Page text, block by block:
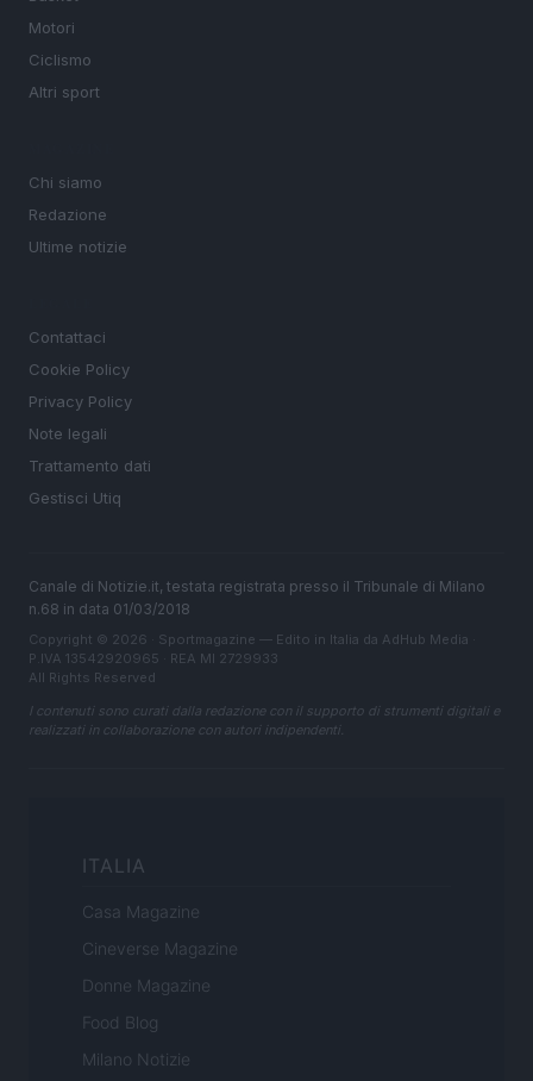
Motori
Ciclismo
Altri sport
Chi siamo
Redazione
Ultime notizie
Contattaci
Cookie Policy
Privacy Policy
Note legali
Trattamento dati
Gestisci Utiq
Canale di Notizie.it, testata registrata presso il Tribunale di Milano
n.68 in data 01/03/2018
Copyright © 2026 · Sportmagazine — Edito in Italia da AdHub Media
P.IVA 13542920965 · REA MI 2729933
All Rights Reserved
I contenuti sono curati dalla redazione con il supporto di strumenti digitali e
realizzati in collaborazione con autori indipendenti.
ITALIA
Casa Magazine
Cineverse Magazine
Donne Magazine
Food Blog
Milano Notizie